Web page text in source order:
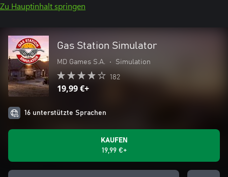
Zu Hauptinhalt springen
Gas Station Simulator
MD Games S.A. • Simulation
182
19,99 €+
16 unterstützte Sprachen
KAUFEN
19,99 €+